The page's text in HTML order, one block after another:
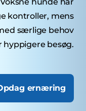
kontroller, mens
særlige behov
hyppigere besøg.
ernæring